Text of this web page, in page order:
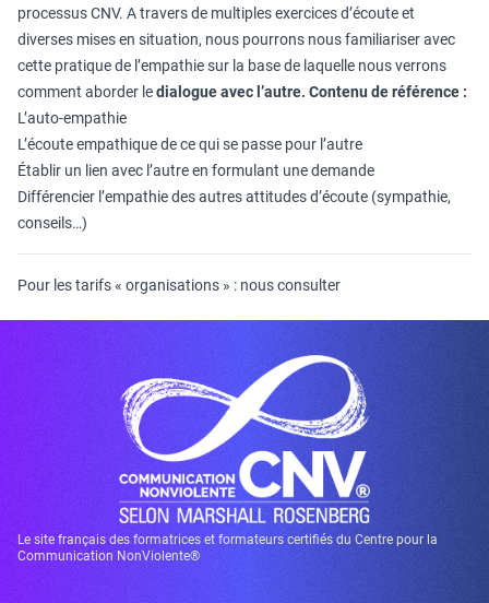
processus CNV. A travers de multiples exercices d’écoute et
diverses mises en situation, nous pourrons nous familiariser avec
cette pratique de l’empathie sur la base de laquelle nous verrons
comment aborder ledialogue avec l’autre. Contenu de référence :
L’auto-empathie
L’écoute empathique de ce qui se passe pour l’autre
Établir un lien avec l’autre en formulant une demande
Différencier l’empathie des autres attitudes d’écoute (sympathie,
conseils…)
Pour les tarifs « organisations » : nous consulter
Le site français des formatrices et formateurs certifiés du Centre pour la
Communication NonViolente®